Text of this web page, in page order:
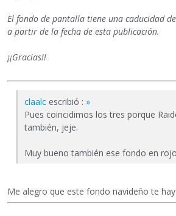
El fondo de pantalla tiene una caducidad
a partir de la fecha de esta publicación.
¡¡Gracias!!
claalc escribió : »
Pues coincidimos los tres porque
también, jeje.
Muy bueno también ese fondo en
Me alegro que este fondo navideño te